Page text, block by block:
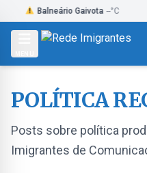
to
Gaivota --°C
POLÍTICA
Posts sobre política
Imigrantes de